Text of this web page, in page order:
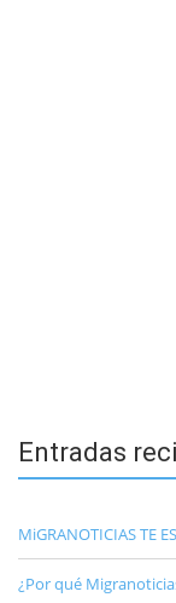
Entradas
MiGRANOTICIAS TE
¿Por qué